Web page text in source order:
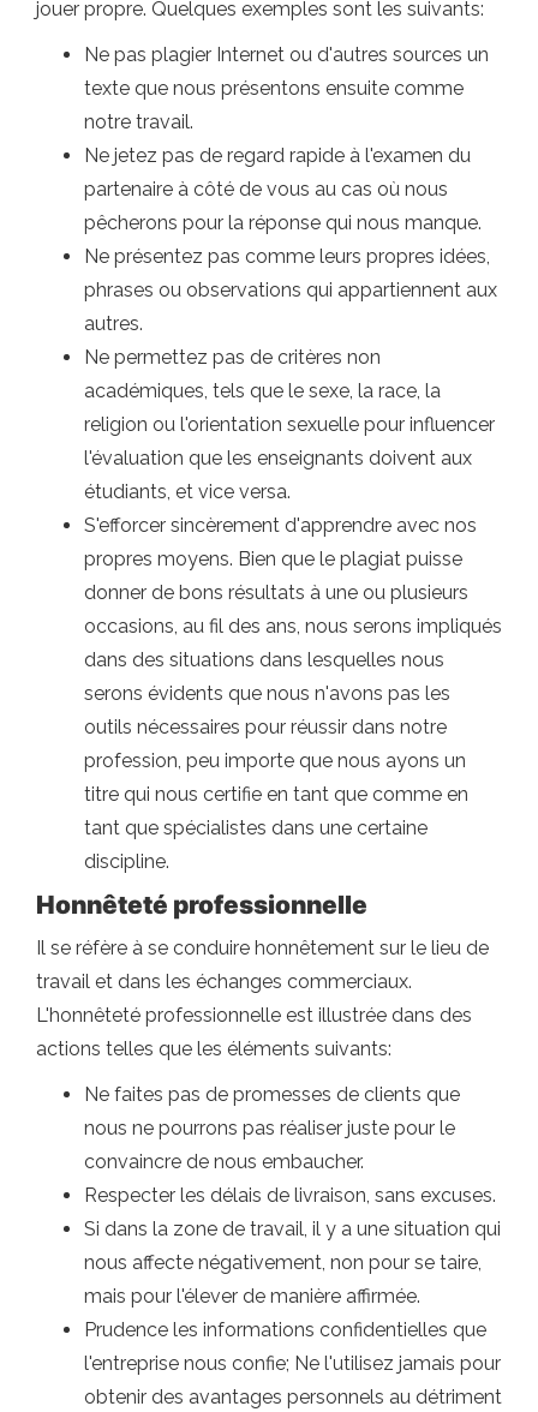
jouer propre. Quelques exemples sont les suivants:
Ne pas plagier Internet ou d'autres sources un
texte que nous présentons ensuite comme
notre travail.
Ne jetez pas de regard rapide à l'examen du
partenaire à côté de vous au cas où nous
pêcherons pour la réponse qui nous manque.
Ne présentez pas comme leurs propres idées,
phrases ou observations qui appartiennent aux
autres.
Ne permettez pas de critères non
académiques, tels que le sexe, la race, la
religion ou l'orientation sexuelle pour influencer
l'évaluation que les enseignants doivent aux
étudiants, et vice versa.
S'efforcer sincèrement d'apprendre avec nos
propres moyens. Bien que le plagiat puisse
donner de bons résultats à une ou plusieurs
occasions, au fil des ans, nous serons impliqués
dans des situations dans lesquelles nous
serons évidents que nous n'avons pas les
outils nécessaires pour réussir dans notre
profession, peu importe que nous ayons un
titre qui nous certifie en tant que comme en
tant que spécialistes dans une certaine
discipline.
Honnêteté professionnelle
Il se réfère à se conduire honnêtement sur le lieu de
travail et dans les échanges commerciaux.
L'honnêteté professionnelle est illustrée dans des
actions telles que les éléments suivants:
Ne faites pas de promesses de clients que
nous ne pourrons pas réaliser juste pour le
convaincre de nous embaucher.
Respecter les délais de livraison, sans excuses.
Si dans la zone de travail, il y a une situation qui
nous affecte négativement, non pour se taire,
mais pour l'élever de manière affirmée.
Prudence les informations confidentielles que
l'entreprise nous confie; Ne l'utilisez jamais pour
obtenir des avantages personnels au détriment